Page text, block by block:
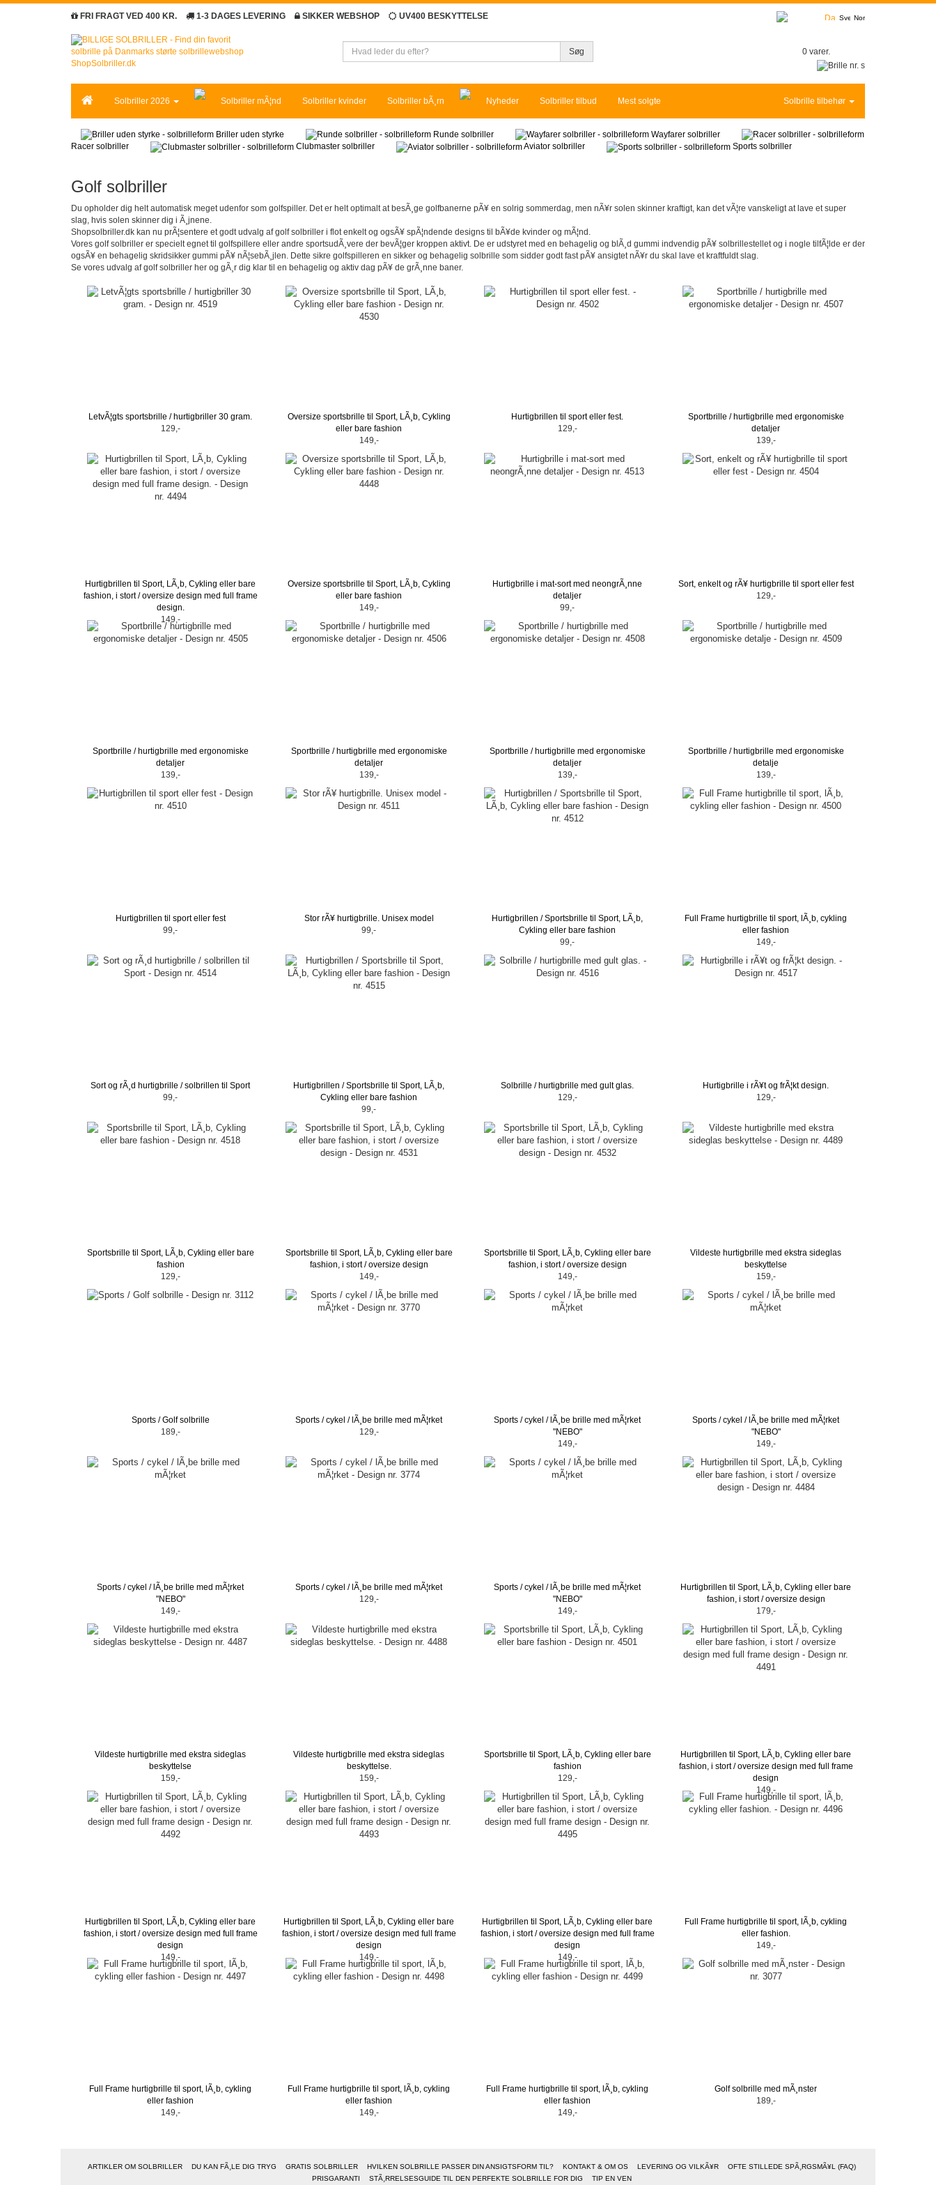
FRI FRAGT VED 400 KR. 1-3 DAGES LEVERING SIKKER WEBSHOP UV400 BESKYTTELSE
Søg 0 varer.
Solbriller 2026 Solbriller mÃ¦nd Solbriller kvinder Solbriller bÃ¸rn Nyheder Solbriller tilbud Mest solgte Solbrille tilbehør
Briller uden styrke Runde solbriller
Wayfarer solbriller
Racer solbriller
Clubmaster solbriller Aviator solbriller Sports solbriller
Golf solbriller
Du opholder dig helt automatisk meget udenfor som golfspiller. Det er helt optimalt at besÃ¸ge golfbanerne pÃ¥ en solrig sommerdag, men nÃ¥r solen skinner kraftigt, kan det vÃ¦re vanskeligt at lave et super
slag, hvis solen skinner dig i Ã¸jnene.
Shopsolbriller.dk kan nu prÃ¦sentere et godt udvalg af golf solbriller i flot enkelt og ogsÃ¥ spÃ¦ndende designs til bÃ¥de kvinder og mÃ¦nd.
Vores golf solbriller er specielt egnet til golfspillere eller andre sportsudÃ¸vere der bevÃ¦ger kroppen aktivt. De er udstyret med en behagelig og blÃ¸d gummi indvendig pÃ¥ solbrillestellet og i nogle tilfÃ¦lde er der
ogsÃ¥ en behagelig skridsikker gummi pÃ¥ nÃ¦sebÃ¸jlen. Dette sikre golfspilleren en sikker og behagelig solbrille som sidder godt fast pÃ¥ ansigtet nÃ¥r du skal lave et kraftfuldt slag.
Se vores udvalg af golf solbriller her og gÃ¸r dig klar til en behagelig og aktiv dag pÃ¥ de grÃ¸nne baner.
LetvÃ¦gts sportsbrille / hurtigbriller 30 gram.
129,-
Oversize sportsbrille til Sport, LÃ¸b, Cykling
eller bare fashion
149,-
Hurtigbrillen til sport eller fest.
129,-
Sportbrille / hurtigbrille med ergonomiske
detaljer
139,-
Hurtigbrillen til Sport, LÃ¸b, Cykling eller bare
fashion, i stort / oversize design med full frame
design.
149,-
Oversize sportsbrille til Sport, LÃ¸b, Cykling
eller bare fashion
149,-
Hurtigbrille i mat-sort med neongrÃ¸nne
detaljer
99,-
Sort, enkelt og rÃ¥ hurtigbrille til sport eller fest
129,-
Sportbrille / hurtigbrille med ergonomiske
detaljer
139,-
Sportbrille / hurtigbrille med ergonomiske
detaljer
139,-
Sportbrille / hurtigbrille med ergonomiske
detaljer
139,-
Sportbrille / hurtigbrille med ergonomiske
detalje
139,-
Hurtigbrillen til sport eller fest
99,-
Stor rÃ¥ hurtigbrille. Unisex model
99,-
Hurtigbrillen / Sportsbrille til Sport, LÃ¸b,
Cykling eller bare fashion
99,-
Full Frame hurtigbrille til sport, lÃ¸b, cykling
eller fashion
149,-
Sort og rÃ¸d hurtigbrille / solbrillen til Sport
99,-
Hurtigbrillen / Sportsbrille til Sport, LÃ¸b,
Cykling eller bare fashion
99,-
Solbrille / hurtigbrille med gult glas.
129,-
Hurtigbrille i rÃ¥t og frÃ¦kt design.
129,-
Sportsbrille til Sport, LÃ¸b, Cykling eller bare
fashion
129,-
Sportsbrille til Sport, LÃ¸b, Cykling eller bare
fashion, i stort / oversize design
149,-
Sportsbrille til Sport, LÃ¸b, Cykling eller bare
fashion, i stort / oversize design
149,-
Vildeste hurtigbrille med ekstra sideglas
beskyttelse
159,-
Sports / Golf solbrille
189,-
Sports / cykel / lÃ¸be brille med mÃ¦rket
129,-
Sports / cykel / lÃ¸be brille med mÃ¦rket
"NEBO"
149,-
Sports / cykel / lÃ¸be brille med mÃ¦rket
"NEBO"
149,-
Sports / cykel / lÃ¸be brille med mÃ¦rket
"NEBO"
149,-
Sports / cykel / lÃ¸be brille med mÃ¦rket
129,-
Sports / cykel / lÃ¸be brille med mÃ¦rket
"NEBO"
149,-
Hurtigbrillen til Sport, LÃ¸b, Cykling eller bare
fashion, i stort / oversize design
179,-
Vildeste hurtigbrille med ekstra sideglas
beskyttelse
159,-
Vildeste hurtigbrille med ekstra sideglas
beskyttelse.
159,-
Sportsbrille til Sport, LÃ¸b, Cykling eller bare
fashion
129,-
Hurtigbrillen til Sport, LÃ¸b, Cykling eller bare
fashion, i stort / oversize design med full frame
design
149,-
Hurtigbrillen til Sport, LÃ¸b, Cykling eller bare
fashion, i stort / oversize design med full frame
design
149,-
Hurtigbrillen til Sport, LÃ¸b, Cykling eller bare
fashion, i stort / oversize design med full frame
design
149,-
Hurtigbrillen til Sport, LÃ¸b, Cykling eller bare
fashion, i stort / oversize design med full frame
design
149,-
Full Frame hurtigbrille til sport, lÃ¸b, cykling
eller fashion.
149,-
Full Frame hurtigbrille til sport, lÃ¸b, cykling
eller fashion
149,-
Full Frame hurtigbrille til sport, lÃ¸b, cykling
eller fashion
149,-
Full Frame hurtigbrille til sport, lÃ¸b, cykling
eller fashion
149,-
Golf solbrille med mÃ¸nster
189,-
ARTIKLER OM SOLBRILLER DU KAN FÃ¸LE DIG TRYG GRATIS SOLBRILLER HVILKEN SOLBRILLE PASSER DIN ANSIGTSFORM TIL? KONTAKT & OM OS LEVERING OG VILKÃ¥R
OFTE STILLEDE SPÃ¸RGSMÃ¥L (FAQ)
PRISGARANTI
STÃ¸RRELSESGUIDE TIL DEN PERFEKTE SOLBRILLE FOR DIG TIP EN VEN